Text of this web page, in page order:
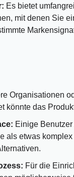
Es bietet
mit denen Sie
Organisationen
könnte das
Einige
als etwas
Für die